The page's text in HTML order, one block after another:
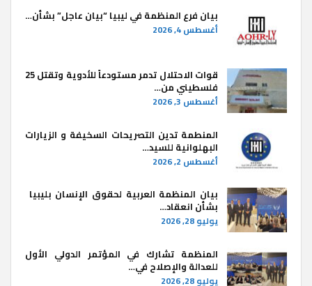
بيان فرع المنظمة في ليبيا “بيان عاجل” بشأن…
أغسطس 4, 2026
قوات الاحتلال تدمر مستودعاً للأدوية وتقتل 25
فلسطيني من…
أغسطس 3, 2026
المنطمة تدين التصريحات السخيفة و الزيارات
البهلوانية للسيد…
أغسطس 2, 2026
بيان المنظمة العربية لحقوق الإنسان بليبيا ​
بشأن انعقاد…
يوليو 28, 2026
المنظمة تشارك في المؤتمر الدولي الأول
للعدالة والإصلاح في…
يوليو 28, 2026